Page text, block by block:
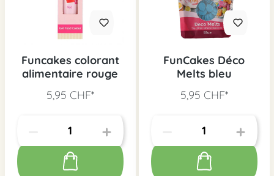
Funcakes colorant
alimentaire rouge
5,95 CHF*
FunCakes Déco
Melts bleu
5,95 CHF*